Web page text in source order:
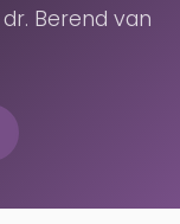
Berend van